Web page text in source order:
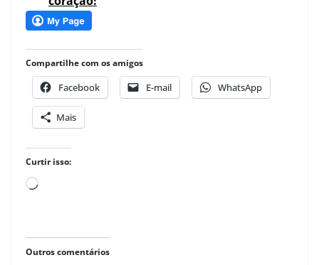
Compartilhe com os amigos
Facebook E-mail WhatsApp
Mais
Curtir isso:
Carregando...
Outros comentários